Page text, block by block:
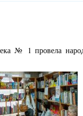
№ 1 провела